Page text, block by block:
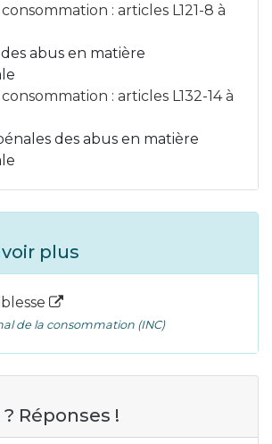
: articles L121-8 à
abus en matière
: articles L132-14 à
des abus en matière
plus
de la consommation (INC)
Réponses !